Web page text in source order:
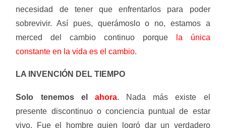
necesidad de tener que enfrentarlos para poder
sobrevivir. Así pues, querámoslo o no, estamos a
merced del cambio continuo porque
la única
constante en la vida es el cambio.
LA INVENCIÓN DEL TIEMPO
Solo tenemos el ahora. Nada más existe el
presente discontinuo o conciencia puntual de estar
vivo. Fue el hombre quien logró dar un verdadero